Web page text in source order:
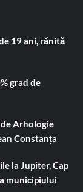
19 ani, rănită
grad de
Arhologie
Constanța
la Jupiter, Cap
municipiului